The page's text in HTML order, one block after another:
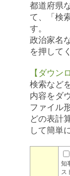
都道府県
て、「検
す。
政治家名
を押して
【ダウン
検索など
内容をダ
ファイル
どの表計
して簡単
知
ス